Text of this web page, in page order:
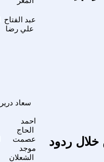
عبد الفتاح
علي رضا
سعاد درير
احمد
الحاج
عصمت
موجد
الشعلان
خلال ردود